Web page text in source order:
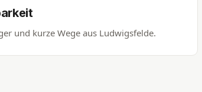
und kurze Wege aus Ludwigsfelde.